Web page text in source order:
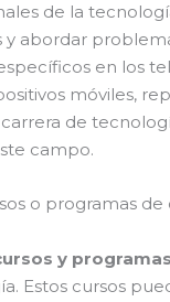
de la
abordar
en los
móviles,
de
campo.
o programas
y
Estos cursos